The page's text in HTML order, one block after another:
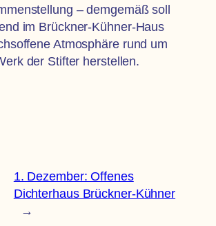
– demgemäß soll
im Brückner-Kühner-Haus
Atmosphäre rund um
der Stifter herstellen.
1. Dezember: Offenes
Dichterhaus Brückner-Kühner
→